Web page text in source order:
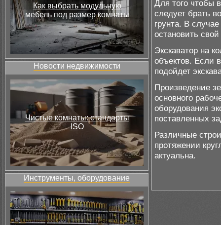
Как выбрать модульную
мебель под размер комнаты
Новости недвижимости
Чистые комнаты: стандарты
ISO
Инструменты, оборудование
Для того чтобы
следует брать
грунта. В
остановить
Экскаватор на
объектов. Если
подойдет
Произведение
основного
оборудования
поставленных
Различные
протяжении
актуальна.